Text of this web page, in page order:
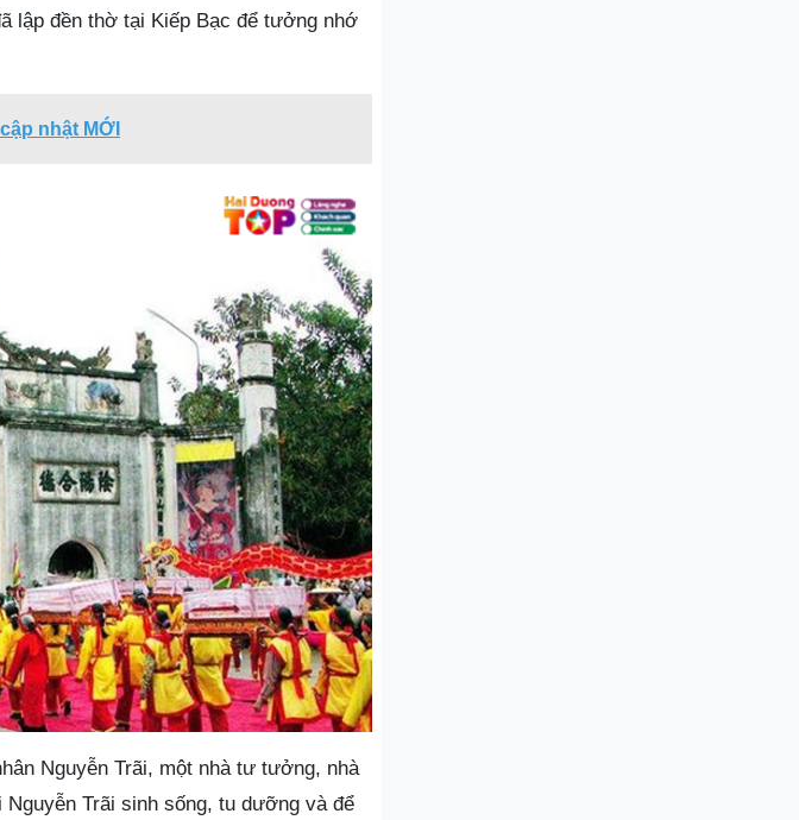
lập đền thờ tại Kiếp Bạc để tưởng nhớ
nhật MỚI
Nguyễn Trãi, một nhà tư tưởng, nhà
Trãi sinh sống, tu dưỡng và để